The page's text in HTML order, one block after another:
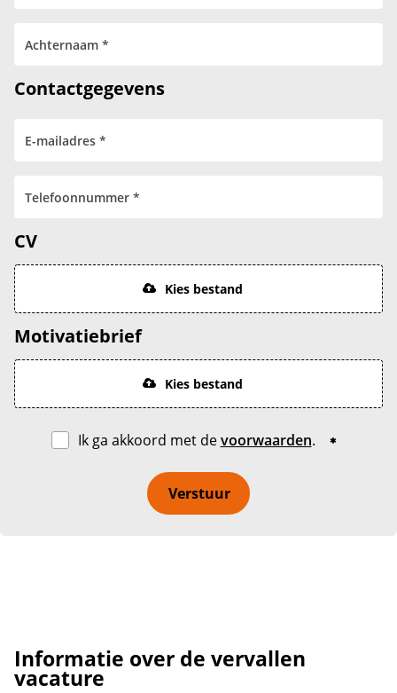
Contactgegevens
CV
Kies bestand
Motivatiebrief
Kies bestand
Ik ga akkoord met devoorwaarden.
Verstuur
Informatie over de vervallen
vacature